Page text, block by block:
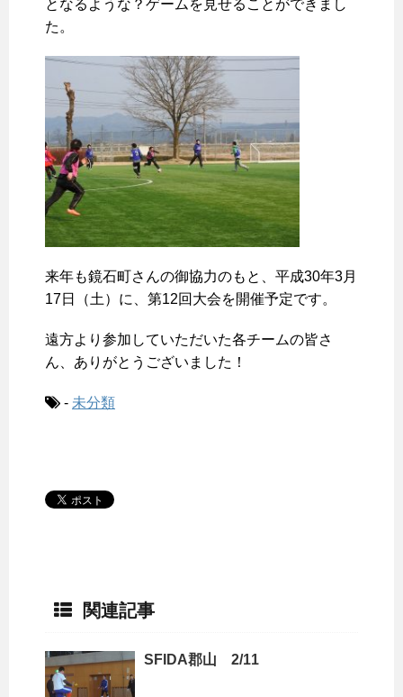
となるような？ゲームを見せることができまし
た。
来年も鏡石町さんの御協力のもと、平成30年3月
17日（土）に、第12回大会を開催予定です。
遠方より参加していただいた各チームの皆さ
ん、ありがとうございました！
- 未分類
関連記事
SFIDA郡山 2/11